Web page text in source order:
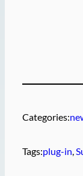
Categories:
Tags:plug-in,